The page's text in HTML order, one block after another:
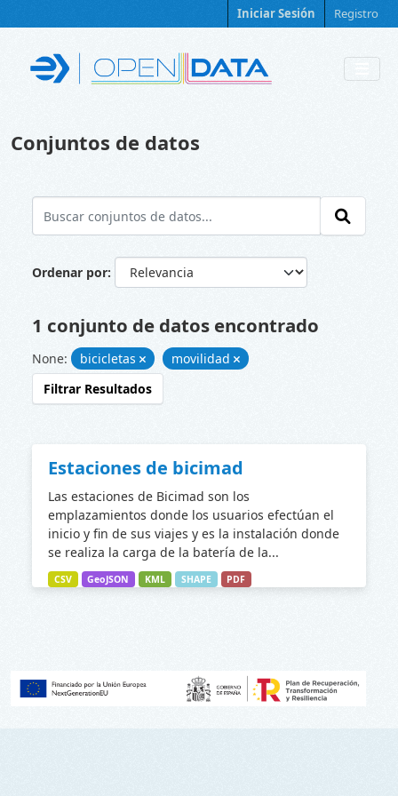
Iniciar Sesión Registro
Conjuntos de datos
Ordenar por
1 conjunto de datos encontrado
None: bicicletas
movilidad
Filtrar Resultados
Estaciones de bicimad
Las estaciones de Bicimad son los
emplazamientos donde los usuarios efectúan el
inicio y fin de sus viajes y es la instalación donde
se realiza la carga de la batería de la...
CSV GeoJSON KML SHAPE PDF